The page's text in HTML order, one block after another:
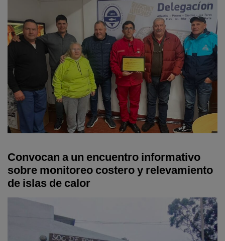
Convocan a un encuentro informativo
sobre monitoreo costero y relevamiento
de islas de calor